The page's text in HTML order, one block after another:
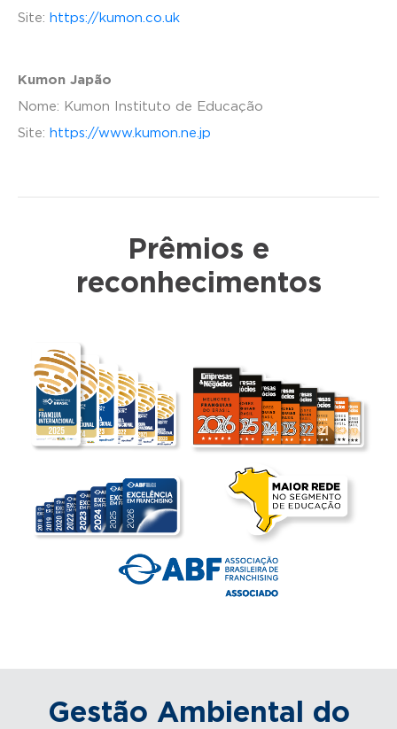
Site: https://kumon.co.uk
Kumon Japão
Nome: Kumon Instituto de Educação
Site: https://www.kumon.ne.jp
Prêmios e
reconhecimentos
Gestão Ambiental do